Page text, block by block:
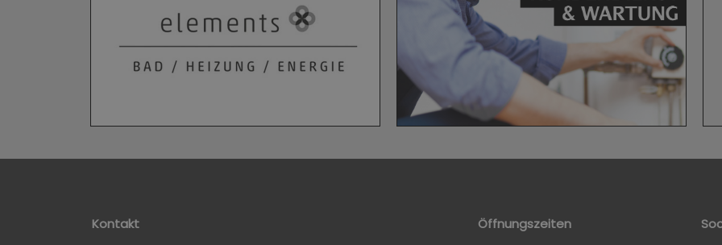
Kontakt Öffnungszeiten